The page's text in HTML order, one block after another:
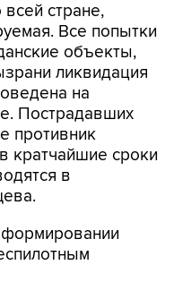
стране,
Все попытки
объекты,
ликвидация
на
Пострадавших
противник
кратчайшие сроки
в
формировании